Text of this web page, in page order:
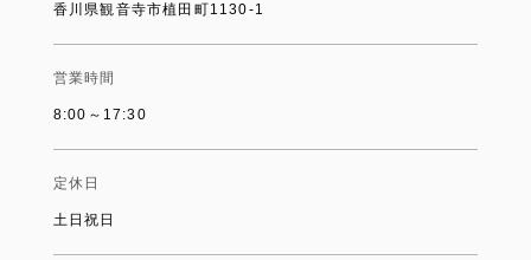
香川県観音寺市植田町1130-1
営業時間
8:00～17:30
定休日
土日祝日